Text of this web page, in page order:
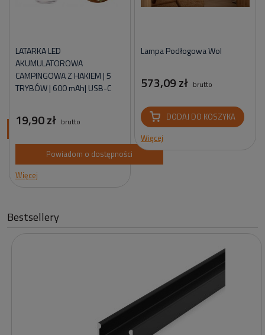
LATARKA LED
AKUMULATOROWA
CAMPINGOWA Z HAKIEM | 5
TRYBÓW | 600 mAh| USB-C
19,90 zł brutto
Powiadom o dostępności
Więcej
Lampa Podłogowa Wol
573,09 zł brutto
DODAJ DO KOSZYKA
Więcej
Bestsellery